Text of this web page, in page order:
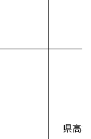
県高